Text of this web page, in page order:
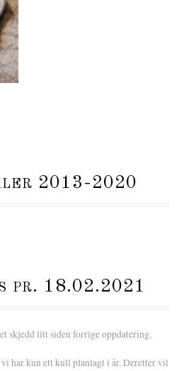
2013-2020
pr. 18.02.2021
skjedd litt siden forrige oppdatering.
har kun ett kull planlagt i år. Deretter vil